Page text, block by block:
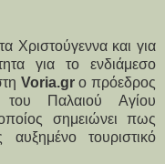
Χριστούγεννα και για
για το ενδιάμεσο
Voria.grο πρόεδρος
του Παλαιού Αγίου
σημειώνει πως
τουριστικό